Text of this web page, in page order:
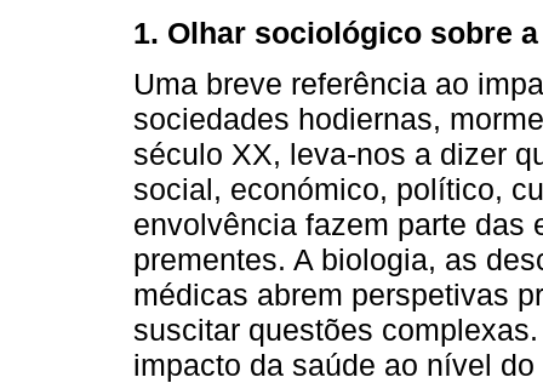
1. Olhar sociológico sobre
Uma breve referência ao
sociedades hodiernas,
século XX, leva-nos a dizer
social, económico, político,
envolvência fazem parte
prementes. A biologia, as
médicas abrem perspetivas
suscitar questões
impacto da saúde ao nível